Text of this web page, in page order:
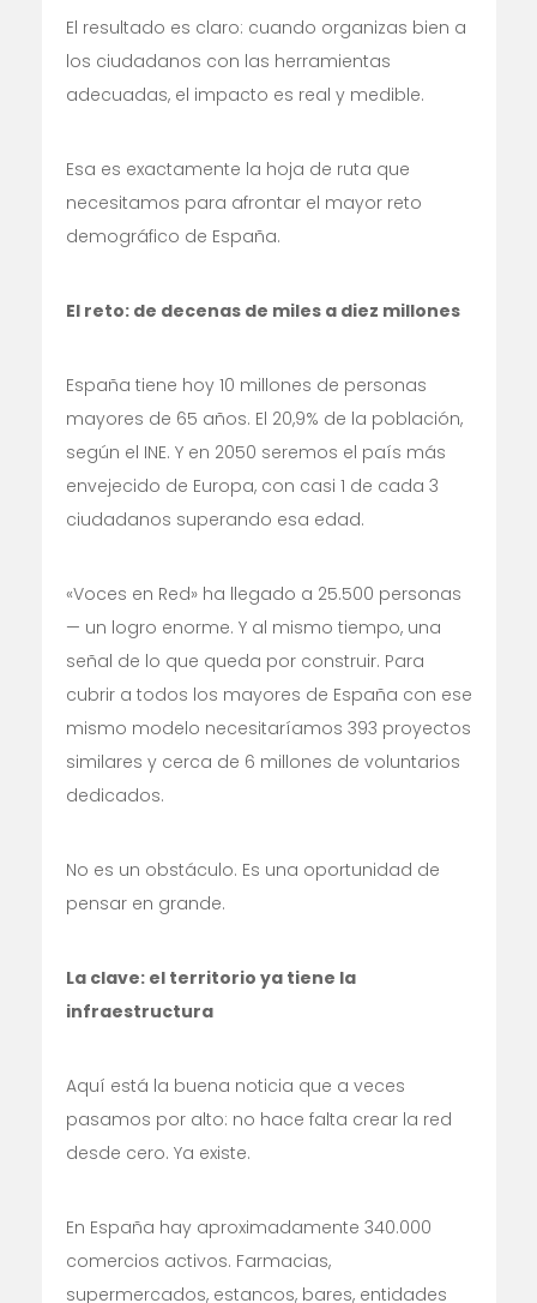
El resultado es claro: cuando organizas bien a
los ciudadanos con las herramientas
adecuadas, el impacto es real y medible.
Esa es exactamente la hoja de ruta que
necesitamos para afrontar el mayor reto
demográfico de España.
El reto: de decenas de miles a diez millones
España tiene hoy 10 millones de personas
mayores de 65 años. El 20,9% de la población,
según el INE. Y en 2050 seremos el país más
envejecido de Europa, con casi 1 de cada 3
ciudadanos superando esa edad.
«Voces en Red» ha llegado a 25.500 personas
— un logro enorme. Y al mismo tiempo, una
señal de lo que queda por construir. Para
cubrir a todos los mayores de España con ese
mismo modelo necesitaríamos 393 proyectos
similares y cerca de 6 millones de voluntarios
dedicados.
No es un obstáculo. Es una oportunidad de
pensar en grande.
La clave: el territorio ya tiene la
infraestructura
Aquí está la buena noticia que a veces
pasamos por alto: no hace falta crear la red
desde cero. Ya existe.
En España hay aproximadamente 340.000
comercios activos. Farmacias,
supermercados, estancos, bares, entidades